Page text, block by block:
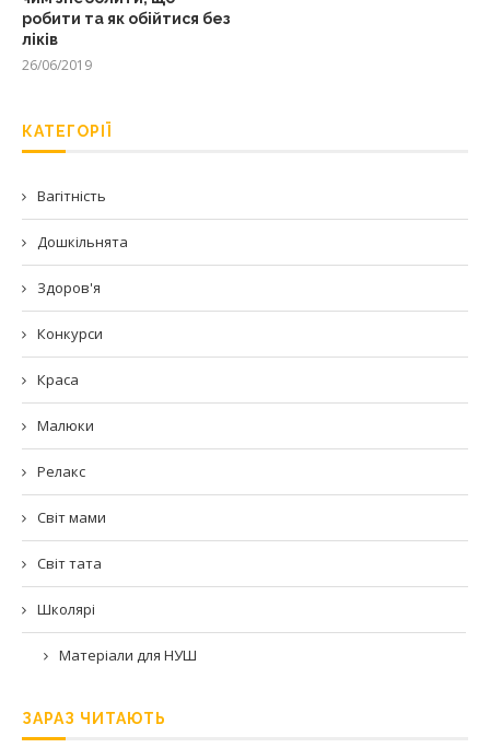
робити та як обійтися без
ліків
26/06/2019
КАТЕГОРІЇ
Вагітність
Дошкільнята
Здоров'я
Конкурси
Краса
Малюки
Релакс
Світ мами
Світ тата
Школярі
Матеріали для НУШ
ЗАРАЗ ЧИТАЮТЬ